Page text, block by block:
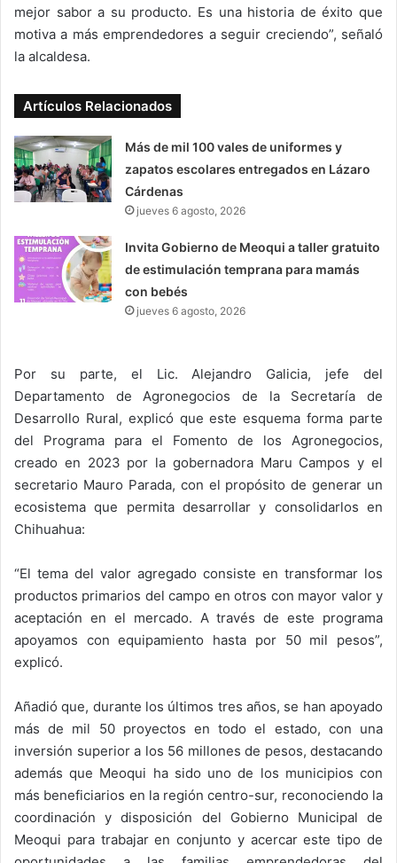
mejor sabor a su producto. Es una historia de éxito que
motiva a más emprendedores a seguir creciendo”, señaló
la alcaldesa.
Artículos Relacionados
Más de mil 100 vales de uniformes y
zapatos escolares entregados en Lázaro
Cárdenas
jueves 6 agosto, 2026
Invita Gobierno de Meoqui a taller gratuito
de estimulación temprana para mamás
con bebés
jueves 6 agosto, 2026
Por su parte, el Lic. Alejandro Galicia, jefe del
Departamento de Agronegocios de la Secretaría de
Desarrollo Rural, explicó que este esquema forma parte
del Programa para el Fomento de los Agronegocios,
creado en 2023 por la gobernadora Maru Campos y el
secretario Mauro Parada, con el propósito de generar un
ecosistema que permita desarrollar y consolidarlos en
Chihuahua:
“El tema del valor agregado consiste en transformar los
productos primarios del campo en otros con mayor valor y
aceptación en el mercado. A través de este programa
apoyamos con equipamiento hasta por 50 mil pesos”,
explicó.
Añadió que, durante los últimos tres años, se han apoyado
más de mil 50 proyectos en todo el estado, con una
inversión superior a los 56 millones de pesos, destacando
además que Meoqui ha sido uno de los municipios con
más beneficiarios en la región centro-sur, reconociendo la
coordinación y disposición del Gobierno Municipal de
Meoqui para trabajar en conjunto y acercar este tipo de